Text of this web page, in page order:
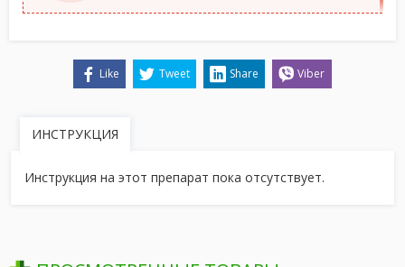
Like Tweet Share Viber
ИНСТРУКЦИЯ
Инструкция на этот препарат пока отсутствует.